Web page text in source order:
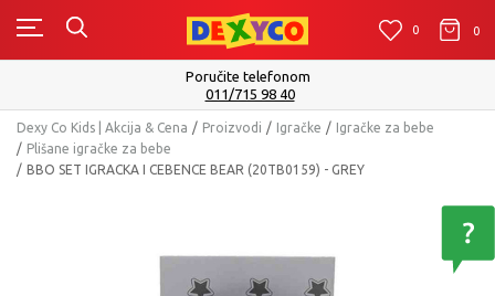
0 0 0
Isporuku možete očekivati u roku od 2 do 4 radna
Pogledaj više
Dexy Co Kids | Akcija & Cena Proizvodi Igračke
Igračke za bebe
Plišane igračke za bebe
BBO SET IGRACKA I CEBENCE BEAR (20TB0159) - GREY